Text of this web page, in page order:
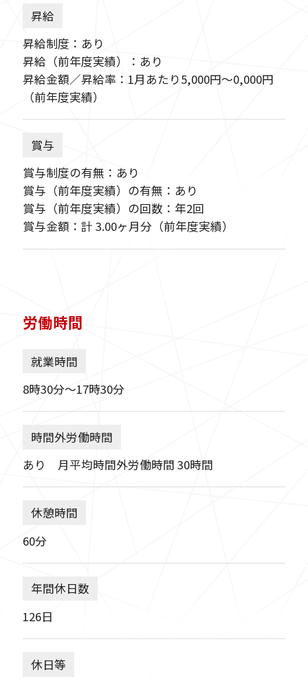
昇給
昇給制度：あり
昇給（前年度実績）：あり
昇給金額／昇給率：1月あたり5,000円〜0,000円
（前年度実績）
賞与
賞与制度の有無：あり
賞与（前年度実績）の有無：あり
賞与（前年度実績）の回数：年2回
賞与金額：計 3.00ヶ月分（前年度実績）
労働時間
就業時間
8時30分〜17時30分
時間外労働時間
あり 月平均時間外労働時間 30時間
休憩時間
60分
年間休日数
126日
休日等